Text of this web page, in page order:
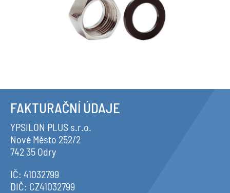
FAKTURAČNÍ ÚDAJE
YPSILON PLUS s.r.o.
Nové Město 252/2
742 35 Odry
IČ: 41032799
DIČ: CZ41032799